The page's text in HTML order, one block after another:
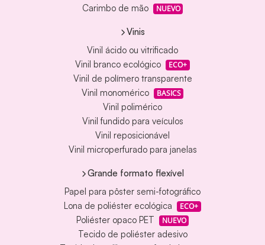
Carimbo de mão
NUEVO
Vinis
Vinil ácido ou vitrificado
Vinil branco ecológico
ECO+
Vinil de polímero transparente
Vinil monomérico
BASICS
Vinil polimérico
Vinil fundido para veículos
Vinil reposicionável
Vinil microperfurado para janelas
Grande formato flexível
Papel para pôster semi-fotográfico
Lona de poliéster ecológica
ECO+
Poliéster opaco PET NUEVO
Tecido de poliéster adesivo